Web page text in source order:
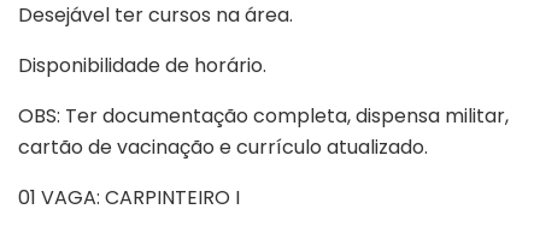
Desejável ter cursos na área.
Disponibilidade de horário.
OBS: Ter documentação completa, dispensa militar,
cartão de vacinação e currículo atualizado.
01 VAGA: CARPINTEIRO I